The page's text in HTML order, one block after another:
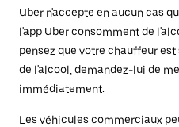
Uber n'accepte en aucun cas
l'app Uber consomment de
pensez que votre chauffeur
de l'alcool, demandez-lui de
immédiatement.
Les véhicules commerciaux